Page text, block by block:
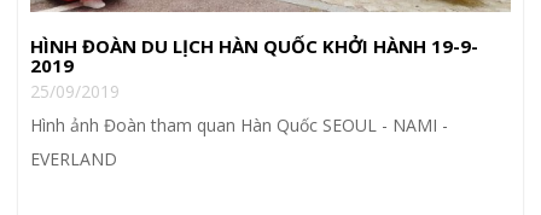
HÌNH ĐOÀN DU LỊCH HÀN QUỐC KHỞI HÀNH 19-9-
2019
25/09/2019
Hình ảnh Đoàn tham quan Hàn Quốc SEOUL - NAMI -
EVERLAND